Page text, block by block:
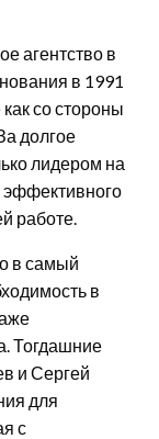
агентство в
в 1991
со стороны
долгое
лидером на
работе.
в самый
в
Тогдашние
и Сергей
для
с